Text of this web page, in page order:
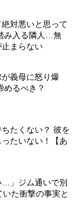
絶対悪いと思って
み入る隣人…無
まらない
義母に怒り爆
めるべき？
たくない？ 彼を
たいない！【あ
…」ジム通いで別
た衝撃の事実と